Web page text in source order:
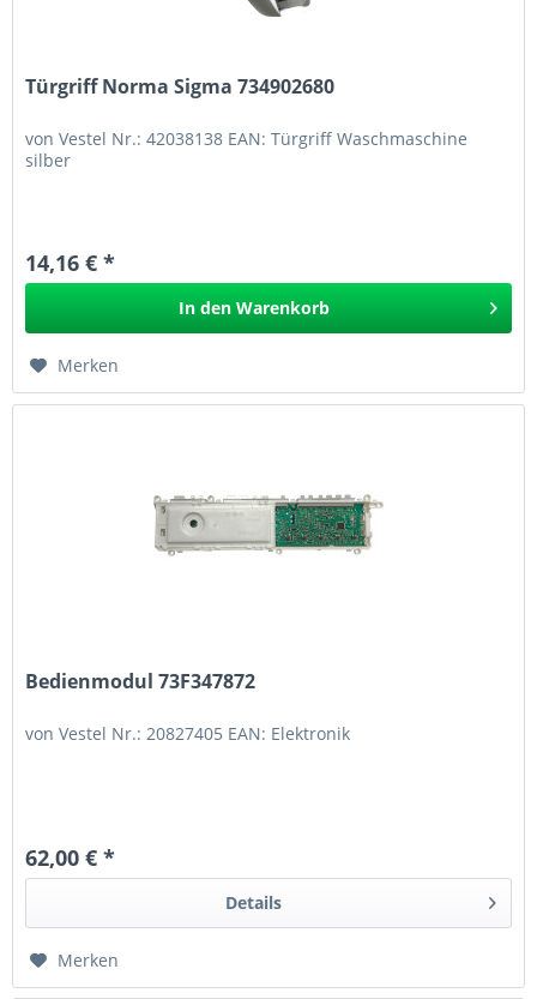
Türgriff Norma Sigma 734902680
von Vestel Nr.: 42038138 EAN: Türgriff Waschmaschine
silber
14,16 € *
In den Warenkorb
Merken
Bedienmodul 73F347872
von Vestel Nr.: 20827405 EAN: Elektronik
62,00 € *
Details
Merken